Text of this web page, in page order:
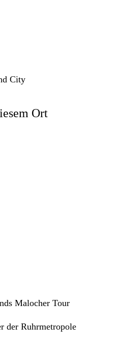
City
Ort
Malocher Tour
der Ruhrmetropole